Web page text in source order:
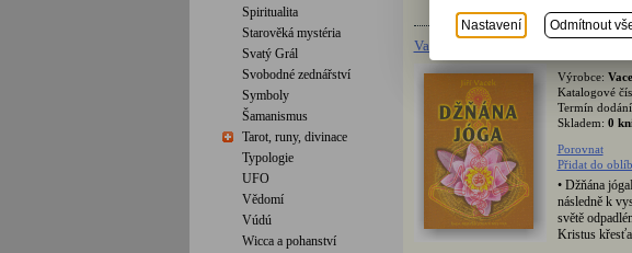
Spiritualita
Starověká mystéria
Svatý Grál
Svobodné zednářství
Symboly
Šamanismus
Tarot, runy, divinace
Typologie
UFO
Vědomí
Vúdú
Wicca a pohanství
Vacek Jiří: Džňána jóga
Výrobce:
Katalogové
Termín
Skladem: 0
Porovnat
Přidat do
• Džňána
následně k
světě
Kristus
Nastavení Odmítnout